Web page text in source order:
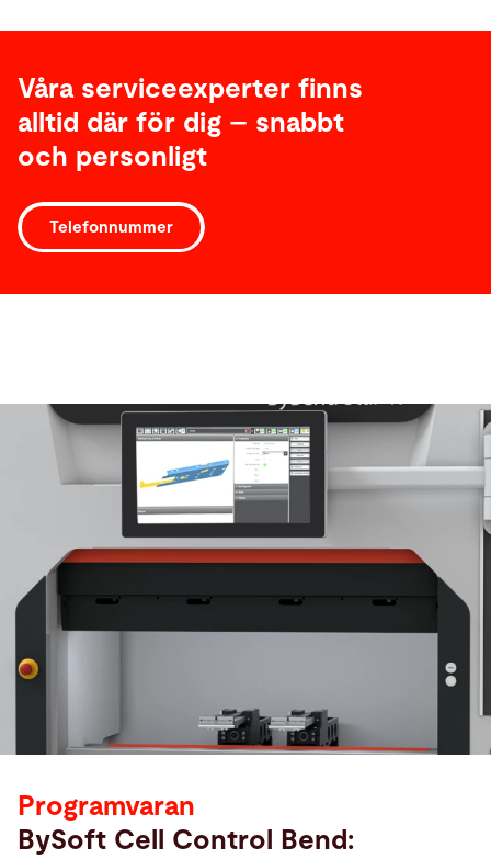
Våra serviceexperter finns
alltid där för dig – snabbt
och personligt
Telefonnummer
Programvaran
BySoft Cell Control Bend: